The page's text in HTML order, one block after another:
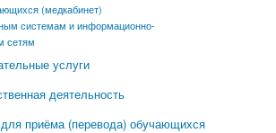
(медкабинет)
системам и информационно-
сетям
услуги
деятельность
приёма (перевода) обучающихся